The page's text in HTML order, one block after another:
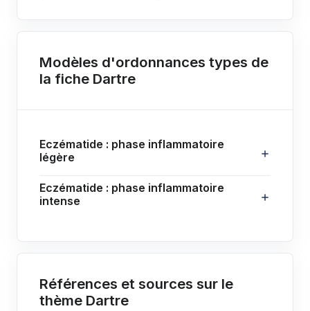
Modèles d'ordonnances types de
la fiche Dartre
Eczématide : phase inflammatoire
légère
Eczématide : phase inflammatoire
intense
Références et sources sur le
thème Dartre